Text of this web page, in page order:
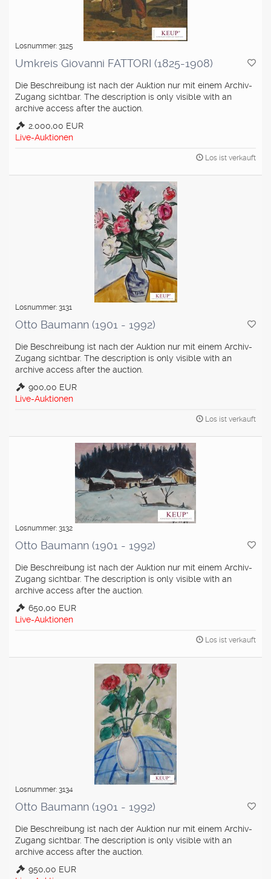
Losnummer: 3125
Umkreis Giovanni FATTORI (1825-1908)
Die Beschreibung ist nach der Auktion nur mit einem Archiv-
Zugang sichtbar. The description is only visible with an
archive access after the auction.
2.000,00 EUR
Live-Auktionen
Los ist verkauft
Losnummer: 3131
Otto Baumann (1901 - 1992)
Die Beschreibung ist nach der Auktion nur mit einem Archiv-
Zugang sichtbar. The description is only visible with an
archive access after the auction.
900,00 EUR
Live-Auktionen
Los ist verkauft
Losnummer: 3132
Otto Baumann (1901 - 1992)
Die Beschreibung ist nach der Auktion nur mit einem Archiv-
Zugang sichtbar. The description is only visible with an
archive access after the auction.
650,00 EUR
Live-Auktionen
Los ist verkauft
Losnummer: 3134
Otto Baumann (1901 - 1992)
Die Beschreibung ist nach der Auktion nur mit einem Archiv-
Zugang sichtbar. The description is only visible with an
archive access after the auction.
950,00 EUR